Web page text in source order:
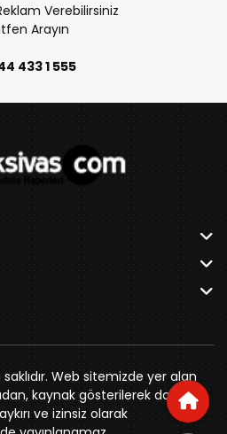
Verebilirsiniz
Arayın
433 1 555
Bulvarı Özkahya Apt. Kat:3 D:7
Web sitemizde yer alan
kaynak gösterilerek dahi
ve izinsiz olarak